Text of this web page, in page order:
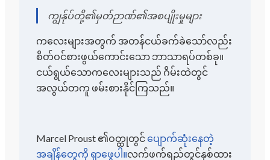
ကျွန်ုပ်တို့၏မှတ်ဉာဏ်၏အစပျိုးမှုများ
ကလေးများအတွက် အတန်ငယ်ခက်ခဲသော်လည်း
စိတ်ဝင်စားဖွယ်ကောင်းသော ဘာသာရပ်တစ်ခု။
ငယ်ရွယ်သောကလေးများသည် ဂိမ်းထဲတွင်
အလွယ်တကူ ဖမ်းစားနိုင်ကြသည်။
Marcel Proust ၏ဝတ္ထုတွင်ပျောက်ဆုံးနေတဲ့
အချိန်တွေကို ရှာဖွေပါ။လက်ဖက်ရည်တွင်နှစ်ထား